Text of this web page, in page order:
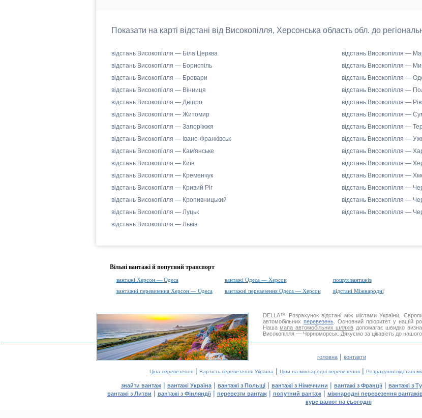
Показати на карті відстані від Високопілля, Херсонська область обл. до
відстань Високопілля — Біла Церква
відстань Високопілля — Бориспіль
відстань Високопілля — Бровари
відстань Високопілля — Вінниця
відстань Високопілля — Дніпро
відстань Високопілля — Житомир
відстань Високопілля — Запоріжжя
відстань Високопілля — Івано-Франківськ
відстань Високопілля — Кам'янське
відстань Високопілля — Київ
відстань Високопілля — Кременчук
відстань Високопілля — Кривий Ріг
відстань Високопілля — Кропивницький
відстань Високопілля — Луцьк
відстань Високопілля — Львів
відстань Високопілля —
відстань Високопілля —
відстань Високопілля —
відстань Високопілля —
відстань Високопілля —
відстань Високопілля —
відстань Високопілля —
відстань Високопілля —
відстань Високопілля —
відстань Високопілля —
відстань Високопілля —
відстань Високопілля —
відстань Високопілля —
відстань Високопілля —
Вільні вантажі й попутний транспорт
вантажі Херсон — Одеса вантажі Одеса — Херсон
пошук вантажів
вантажні перевезення Херсон — Одеса
вантажні перевезення Одеса — Херсон відстані Міжнародні
DELLA™ Розрахунок відстані між містами України,
автомобільнихперевезень . Основний пріоритет у нашій
Нашамапа автомобільних шляхів допомагає швидко
Високопілля — Чорноморськ. Дякуємо за цікавість до
головна | контакти
Ціна перевезення| Вартість перевезення Україна | Ціни на міжнародні перевезення| Розрахунок відстані
знайти вантаж | вантажі Україна | вантажі з Польщі | вантажі з Німеччини | вантажі з Франції| вантажі з
вантажі з Литви | вантажі з Фінляндії| перевезти вантаж| попутний вантаж| міжнародні перевезення
курс валют на сьогодні